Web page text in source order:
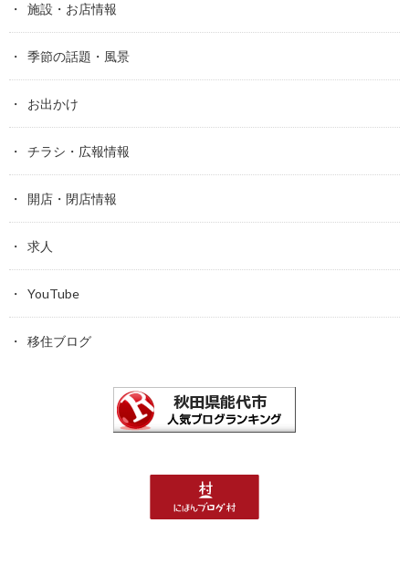
施設・お店情報
季節の話題・風景
お出かけ
チラシ・広報情報
開店・閉店情報
求人
YouTube
移住ブログ